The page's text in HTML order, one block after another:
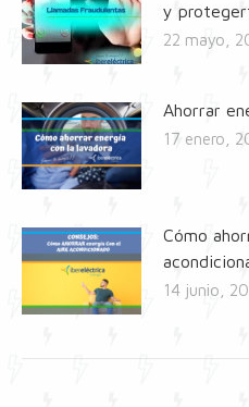
y
22 mayo,
Ahorrar
17 enero,
Cómo
14 junio,